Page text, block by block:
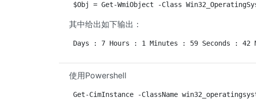
$Obj = Get-WmiObject -Class
其中给出如下输出：
Days : 7 Hours : 1 Minutes : 59 Seconds : 42
使用Powershell
Get-CimInstance -ClassName